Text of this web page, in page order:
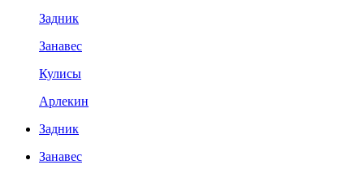
Задник
Занавес
Кулисы
Арлекин
Задник
Занавес